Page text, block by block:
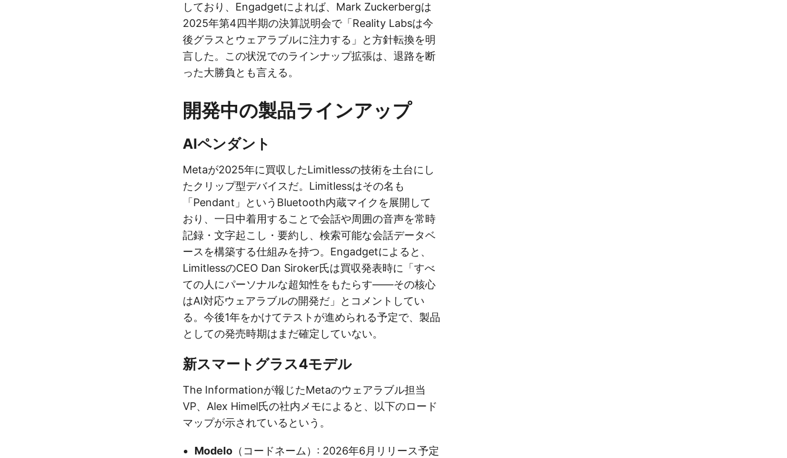
しており、Engadgetによれば、Mark Zuckerbergは
2025年第4四半期の決算説明会で「Reality Labsは今
後グラスとウェアラブルに注力する」と方針転換を明
言した。この状況でのラインナップ拡張は、退路を断
った大勝負とも言える。
開発中の製品ラインアップ
AIペンダント
Metaが2025年に買収したLimitlessの技術を土台にし
たクリップ型デバイスだ。Limitlessはその名も
「Pendant」というBluetooth内蔵マイクを展開して
おり、一日中着用することで会話や周囲の音声を常時
記録・文字起こし・要約し、検索可能な会話データベ
ースを構築する仕組みを持つ。Engadgetによると、
LimitlessのCEO Dan Siroker氏は買収発表時に「すべ
ての人にパーソナルな超知性をもたらす——その核心
はAI対応ウェアラブルの開発だ」とコメントしてい
る。今後1年をかけてテストが進められる予定で、製品
としての発売時期はまだ確定していない。
新スマートグラス4モデル
The Informationが報じたMetaのウェアラブル担当
VP、Alex Himel氏の社内メモによると、以下のロード
マップが示されているという。
Modelo （コードネーム）: 2026年6月リリース予定